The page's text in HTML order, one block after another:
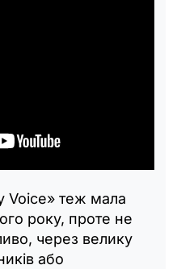
Voice» теж мала
року, проте не
через велику
або